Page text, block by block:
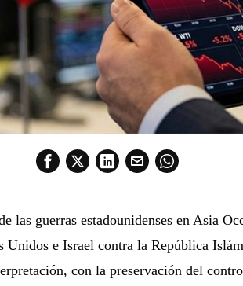
las guerras estadounidenses en Asia
Unidos e Israel contra la República
con la preservación del